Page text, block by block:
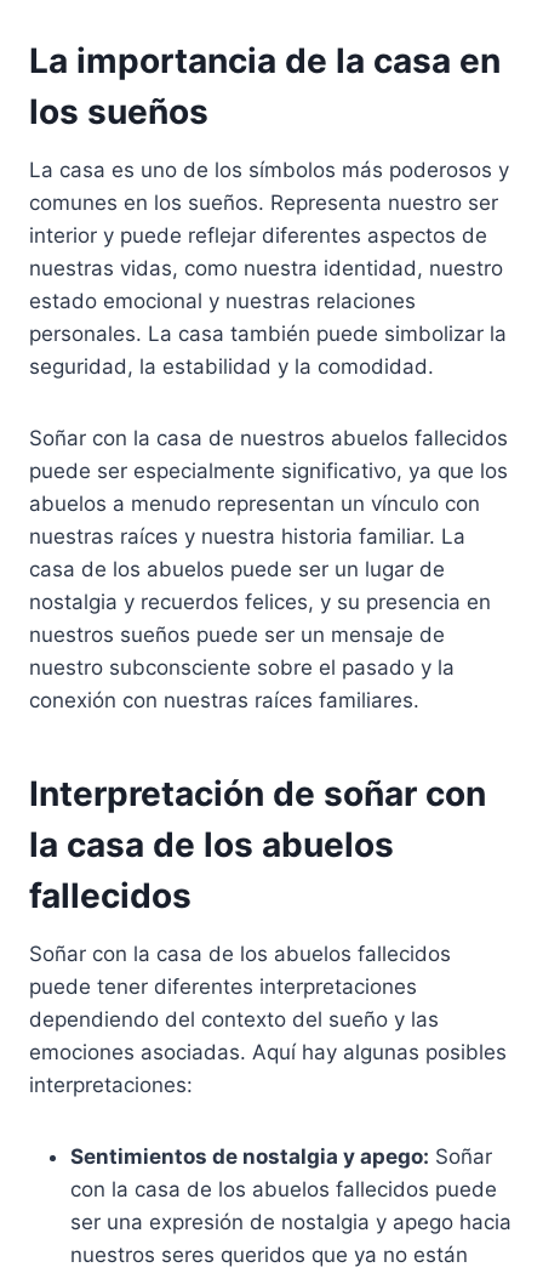
La importancia de la casa en
los sueños
La casa es uno de los símbolos más poderosos y
comunes en los sueños. Representa nuestro ser
interior y puede reflejar diferentes aspectos de
nuestras vidas, como nuestra identidad, nuestro
estado emocional y nuestras relaciones
personales. La casa también puede simbolizar la
seguridad, la estabilidad y la comodidad.
Soñar con la casa de nuestros abuelos fallecidos
puede ser especialmente significativo, ya que los
abuelos a menudo representan un vínculo con
nuestras raíces y nuestra historia familiar. La
casa de los abuelos puede ser un lugar de
nostalgia y recuerdos felices, y su presencia en
nuestros sueños puede ser un mensaje de
nuestro subconsciente sobre el pasado y la
conexión con nuestras raíces familiares.
Interpretación de soñar con
la casa de los abuelos
fallecidos
Soñar con la casa de los abuelos fallecidos
puede tener diferentes interpretaciones
dependiendo del contexto del sueño y las
emociones asociadas. Aquí hay algunas posibles
interpretaciones:
Sentimientos de nostalgia y apego: Soñar
con la casa de los abuelos fallecidos puede
ser una expresión de nostalgia y apego hacia
nuestros seres queridos que ya no están